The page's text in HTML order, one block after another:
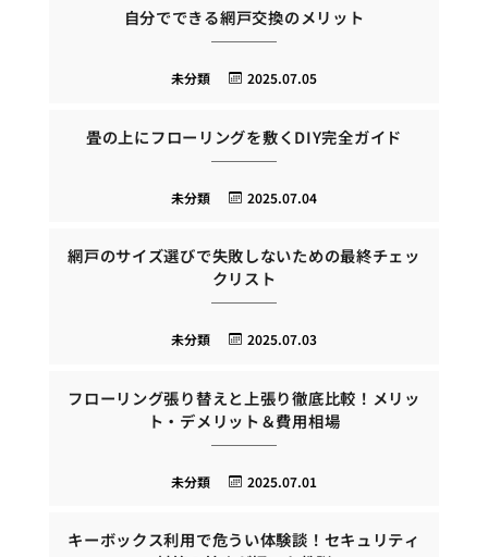
自分でできる網戸交換のメリット
2025.07.05
未分類
畳の上にフローリングを敷くDIY完全ガイド
2025.07.04
未分類
網戸のサイズ選びで失敗しないための最終チェッ
クリスト
2025.07.03
未分類
フローリング張り替えと上張り徹底比較！メリッ
ト・デメリット＆費用相場
2025.07.01
未分類
キーボックス利用で危うい体験談！セキュリティ